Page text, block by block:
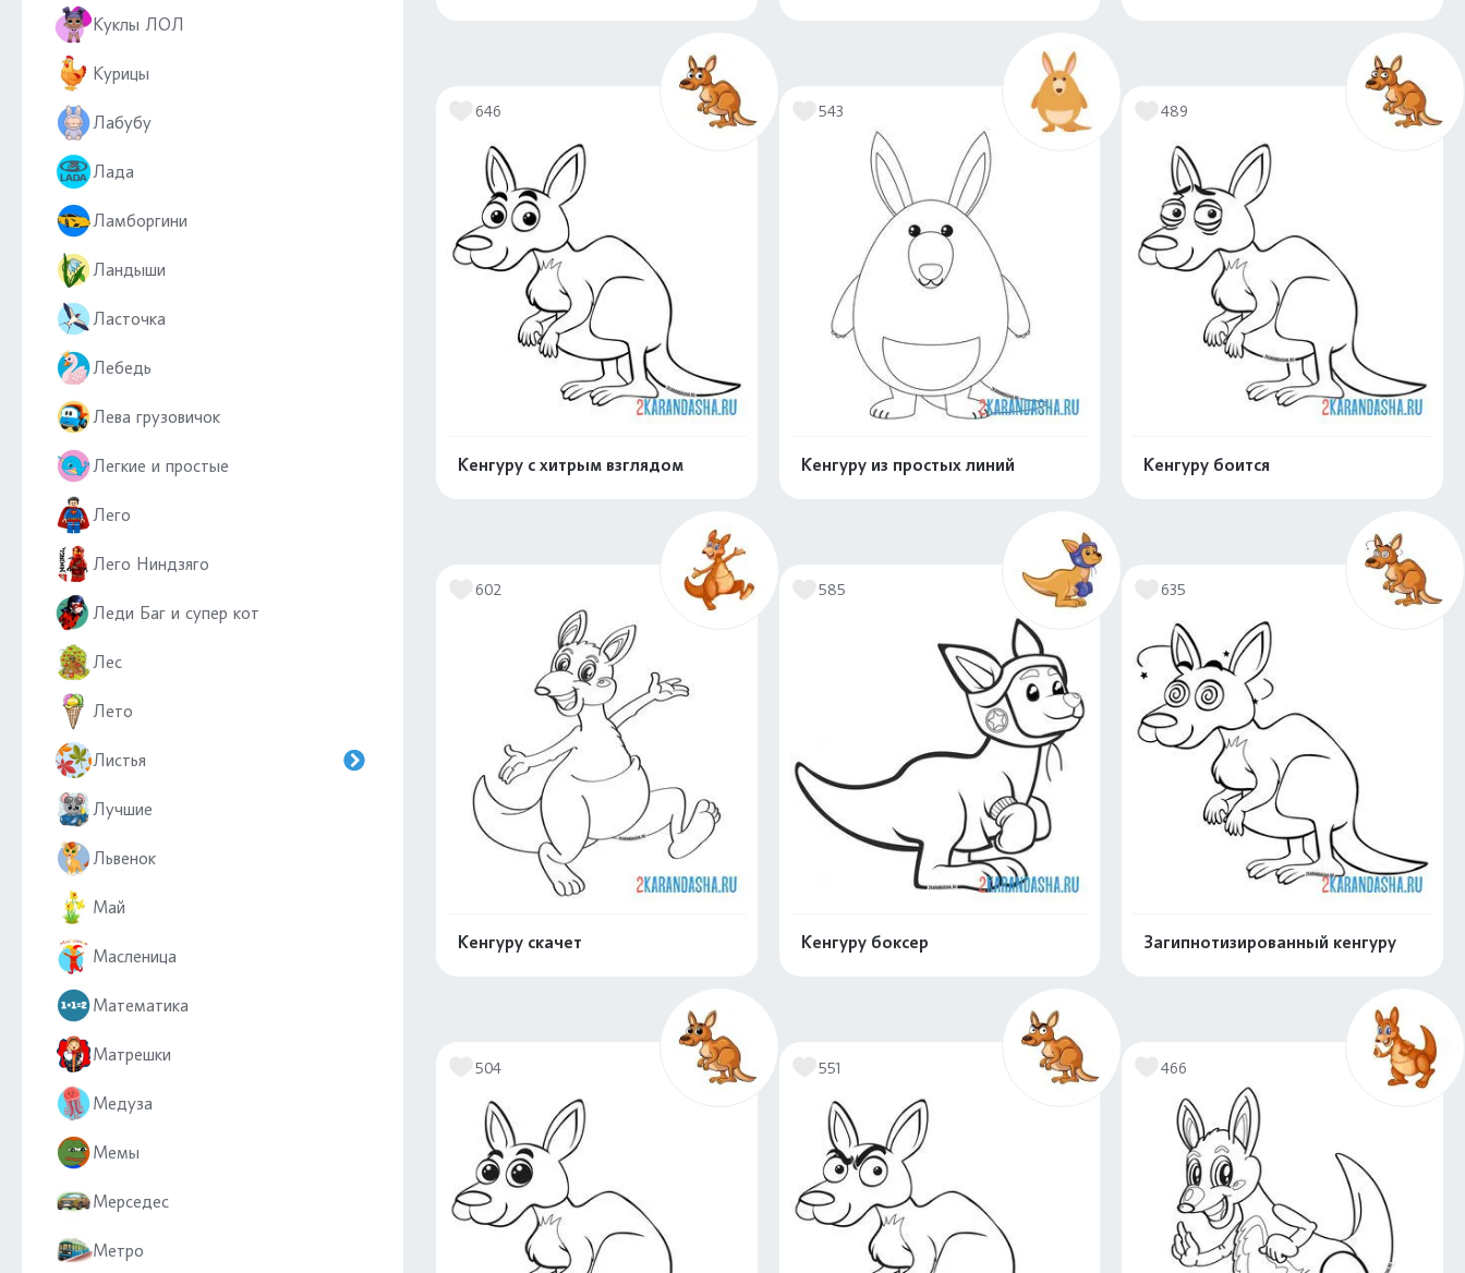
Куклы ЛОЛ
Курицы
Лабубу
Лада
Ламборгини
Ландыши
Ласточка
Лебедь
Лева грузовичок
Легкие и простые
Лего
Лего Ниндзяго
Леди Баг и супер кот
Лес
Лето
Листья
Лучшие
Львенок
Май
Масленица
Математика
Матрешки
Медуза
Мемы
Мерседес
Метро
646
Кенгуру с хитрым взглядом
543
Кенгуру из простых линий
489
Кенгуру боится
Распечатать и скачать
602
Кенгуру скачет
585
Кенгуру боксер
635
Загипнотизированный кенгуру
504 551 466